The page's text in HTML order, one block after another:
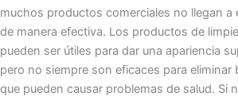
muchos productos comerciales no llegan a
de manera efectiva. Los productos de
pueden ser útiles para dar una apariencia
pero no siempre son eficaces para eliminar
que pueden causar problemas de salud. Si